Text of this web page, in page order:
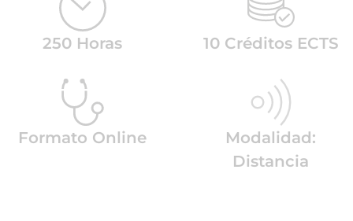
250 Horas 10 Créditos ECTS
Formato Online
Modalidad:
Distancia